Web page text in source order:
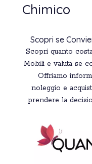
Chimico
Scopri se
Scopri quanto
Mobili e valuta se
Offriamo
noleggio e
prendere la